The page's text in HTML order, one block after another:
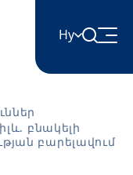
Hy
բնակելի
բարելավում